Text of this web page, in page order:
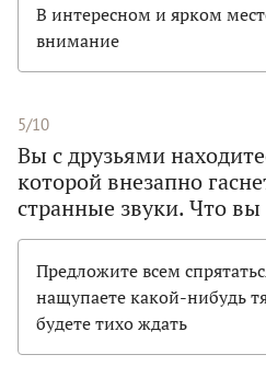
В интересном и ярком
внимание
5/10
Вы с друзьями
которой внезапно
странные звуки. Что вы
Предложите всем
нащупаете какой-нибудь
будете тихо ждать